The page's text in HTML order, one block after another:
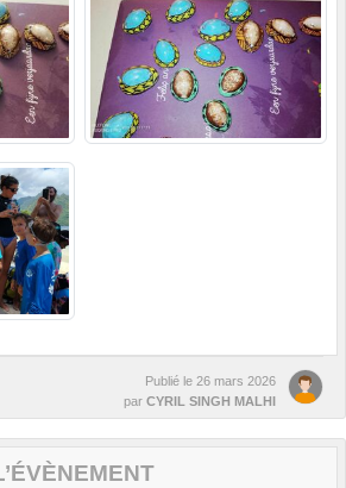
Publié le 26 mars 2026
par CYRIL SINGH MALHI